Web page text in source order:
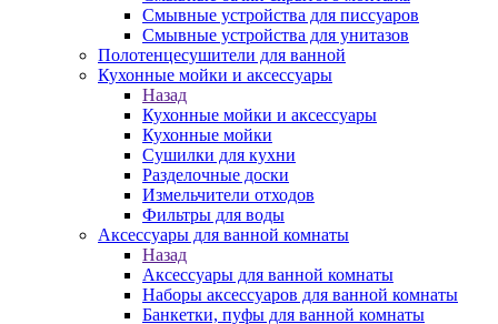
Смывные устройства для писсуаров
Смывные устройства для унитазов
Полотенцесушители для ванной
Кухонные мойки и аксессуары
Назад
Кухонные мойки и аксессуары
Кухонные мойки
Сушилки для кухни
Разделочные доски
Измельчители отходов
Фильтры для воды
Аксессуары для ванной комнаты
Назад
Аксессуары для ванной комнаты
Наборы аксессуаров для ванной комнаты
Банкетки, пуфы для ванной комнаты